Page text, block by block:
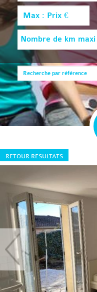
Nombre de km maxi
RETOUR RESULTATS